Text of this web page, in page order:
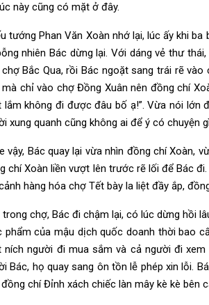
này cũng có mặt ở đây.
tướng Phan Văn Xoàn nhớ lại, lúc ấy khi
nhiên Bác dừng lại. Với dáng vẻ thư
Bắc Qua, rồi Bác ngoặt sang trái rẽ
mà chỉ vào chợ Đồng Xuân nên đồng chí
lắm không đi được đâu bố ạ!”. Vừa nói lớn
xung quanh cũng không ai để ý có chuyện
vậy, Bác quay lại vừa nhìn đồng chí Xoàn,
chí Xoàn liền vượt lên trước rẽ lối để Bác
hàng hóa chợ Tết bày la liệt đầy ắp,
trong chợ, Bác đi chậm lại, có lúc dừng hồi
phẩm của mậu dịch quốc doanh thời bao
ních người đi mua sắm và cả người đi
Bác, họ quay sang ôn tồn lễ phép xin lỗi.
chí Đỉnh xách chiếc làn mây kè kè bên